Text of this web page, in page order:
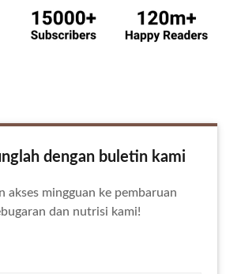
dengan buletin kami
akses mingguan ke pembaruan
dan nutrisi kami!